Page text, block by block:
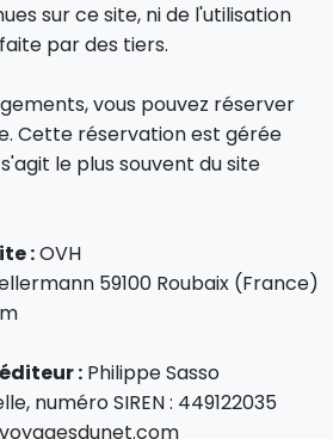
sur ce site, ni de l'utilisation
par des tiers.
vous pouvez réserver
Cette réservation est gérée
le plus souvent du site
:OVH
59100 Roubaix (France)
: Philippe Sasso
numéro SIREN : 449122035